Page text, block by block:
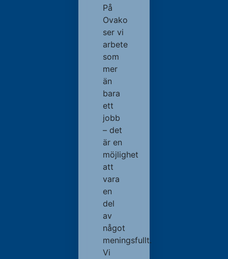
På
Ovako
ser vi
arbete
som
mer
än
bara
ett
jobb
– det
är en
möjlighet
att
vara
en
del
av
något
meningsfullt.
Vi